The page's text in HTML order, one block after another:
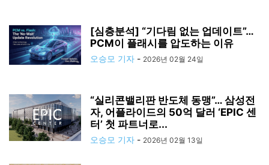
[심층분석] “기다림 없는 업데이트”…
PCM이 플래시를 압도하는 이유
오승모 기자 - 2026년 02월 24일
“실리콘밸리판 반도체 동맹”… 삼성전
자, 어플라이드의 50억 달러 ‘EPIC 센
터’ 첫 파트너로...
오승모 기자 - 2026년 02월 13일